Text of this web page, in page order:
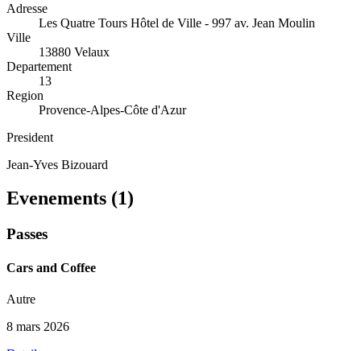
Adresse
Les Quatre Tours Hôtel de Ville - 997 av. Jean Moulin
Ville
13880 Velaux
Departement
13
Region
Provence-Alpes-Côte d'Azur
President
Jean-Yves Bizouard
Evenements (1)
Passes
Cars and Coffee
Autre
8 mars 2026